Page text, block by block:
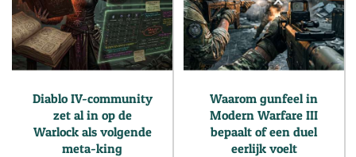
Diablo IV-community
zet al in op de
Warlock als volgende
meta-king
Waarom gunfeel in
Modern Warfare III
bepaalt of een duel
eerlijk voelt